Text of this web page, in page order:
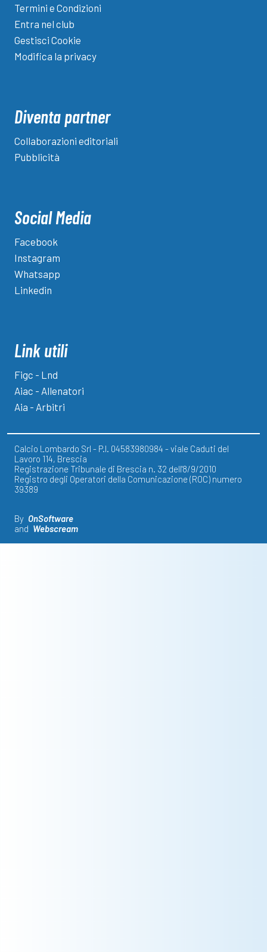
Termini e Condizioni
Entra nel club
Gestisci Cookie
Modifica la privacy
Diventa partner
Collaborazioni editoriali
Pubblicità
Social Media
Facebook
Instagram
Whatsapp
Linkedin
Link utili
Figc - Lnd
Aiac - Allenatori
Aia - Arbitri
Calcio Lombardo Srl - P.I. 04583980984 - viale Caduti del
Lavoro 114, Brescia
Registrazione Tribunale di Brescia n. 32 dell'8/9/2010
Registro degli Operatori della Comunicazione (ROC) numero
39389
By OnSoftware
and Webscream